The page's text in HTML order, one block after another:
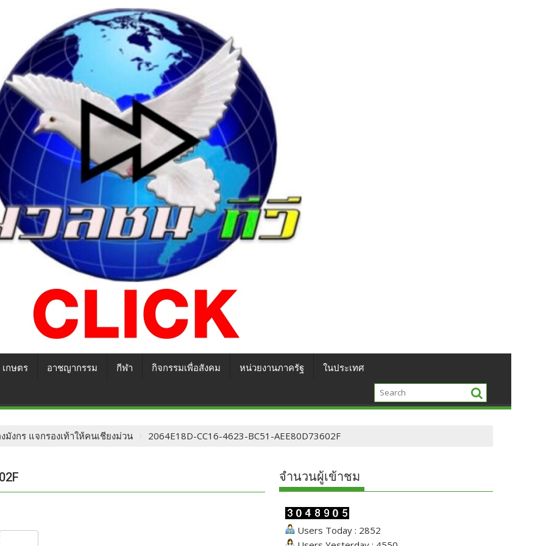
เกษตร อาชญากรรม กีฬา กิจกรรมเพื่อสังคม หน่วยงานภาครัฐ ในประเทศ
มังกร แจกรองเท้าให้คนเชียงม่วน 2064E18D-CC16-4623-BC51-AEE80D73602F
จำนวนผู้เข้าชม
Users Today : 2852